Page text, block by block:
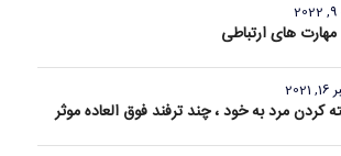
مهارت های ارتباطی
کردن مرد به خود ، چند ترفند فوق العاده موثر